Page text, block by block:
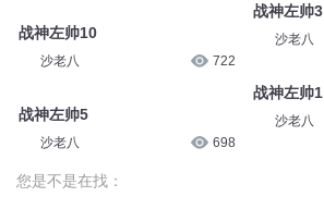
战神左帅10
沙老八 722
战神左帅5
沙老八 698
战神左帅3
沙老八
战神左帅1
沙老八
您是不是在找：